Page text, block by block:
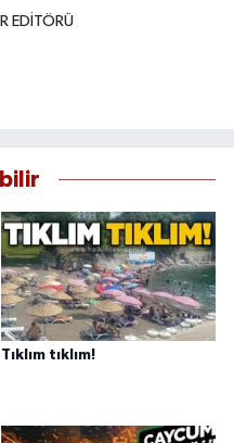
EDITÖRÜ
Tıklım tıklım!